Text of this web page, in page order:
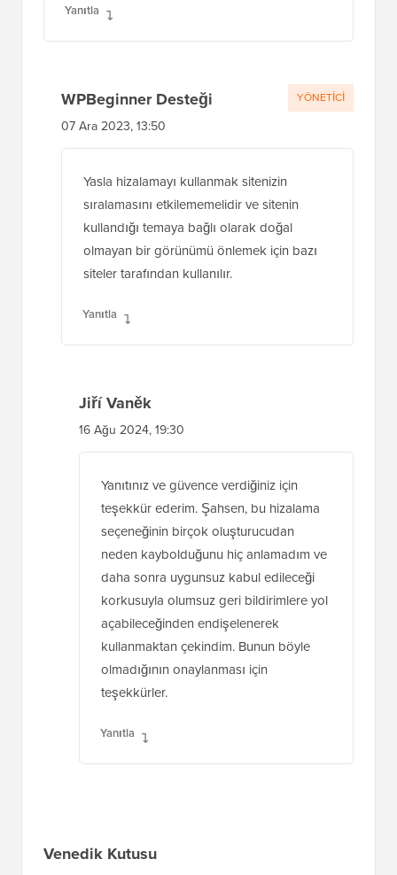
Yanıtla
WPBeginner Desteği
07 Ara 2023, 13:50
Yasla hizalamayı kullanmak sitenizin
sıralamasını etkilememelidir ve sitenin
kullandığı temaya bağlı olarak doğal
olmayan bir görünümü önlemek için bazı
siteler tarafından kullanılır.
Yanıtla
YÖNETICI
Jiří Vaněk
16 Ağu 2024, 19:30
Yanıtınız ve güvence verdiğiniz için
teşekkür ederim. Şahsen, bu hizalama
seçeneğinin birçok oluşturucudan
neden kaybolduğunu hiç anlamadım ve
daha sonra uygunsuz kabul edileceği
korkusuyla olumsuz geri bildirimlere yol
açabileceğinden endişelenerek
kullanmaktan çekindim. Bunun böyle
olmadığının onaylanması için
teşekkürler.
Yanıtla
Venedik Kutusu